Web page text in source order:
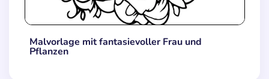
Malvorlage mit fantasievoller Frau und
Pflanzen